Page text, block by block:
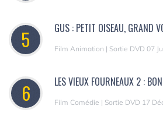
5 GUS : PETIT OISEAU, GRAND
Film Animation | Sortie DVD 07
6 LES VIEUX FOURNEAUX 2 :
Film Comédie | Sortie DVD 17